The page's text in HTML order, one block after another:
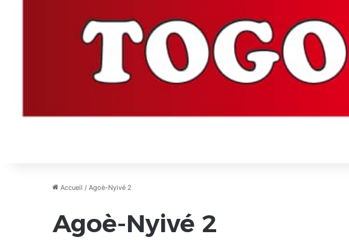
Accueil / Agoè-Nyivé 2
Agoè-Nyivé 2